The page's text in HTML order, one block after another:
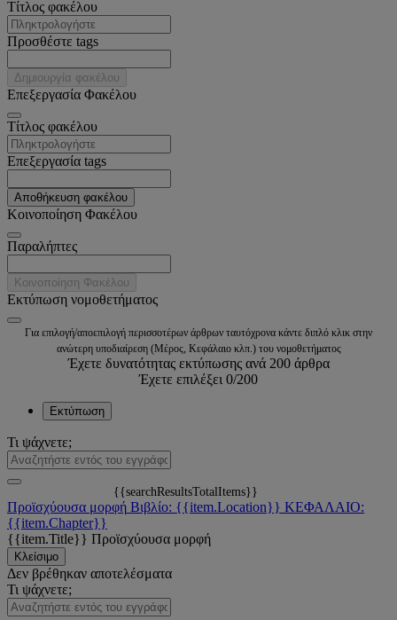
Tίτλος φακέλου
Προσθέστε tags
Δημιουργία φακέλου
Επεξεργασία Φακέλου
Tίτλος φακέλου
Επεξεργασία tags
Αποθήκευση φακέλου
Κοινοποίηση Φακέλου
Παραλήπτες
Κοινοποίηση Φακέλου
Εκτύπωση νομοθετήματος
Για επιλογή/αποεπιλογή περισσοτέρων άρθρων ταυτόχρονα κάντε διπλό κλικ στην
ανώτερη υποδιαίρεση (Μέρος, Κεφάλαιο κλπ.) του νομοθετήματος
Έχετε δυνατότητας εκτύπωσης ανά 200 άρθρα
Έχετε επιλέξει 0/200
Εκτύπωση
Τι ψάχνετε;
{{searchResultsTotalItems}}
Προϊσχύουσα μορφή Βιβλίο: {{item.Location}} ΚΕΦΑΛΑΙΟ:
{{item.Chapter}}
{{item.Title}} Προϊσχύουσα μορφή
Κλείσιμο
Δεν βρέθηκαν αποτελέσματα
Τι ψάχνετε;